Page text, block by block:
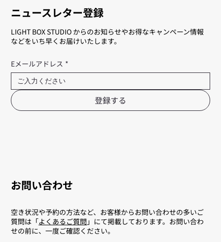
お問い合わせ
空き状況や予約の方法など、お客様からお問い合わせの多いご
質問は「よくあるご質問 」にて掲載しております。お問い合わ
せの前に、一度ご確認ください。
ニュースレター登録
LIGHT BOX STUDIO からのお知らせやお得なキャンペーン情報
などをいち早くお届けいたします。
Eメールアドレス *
登録する